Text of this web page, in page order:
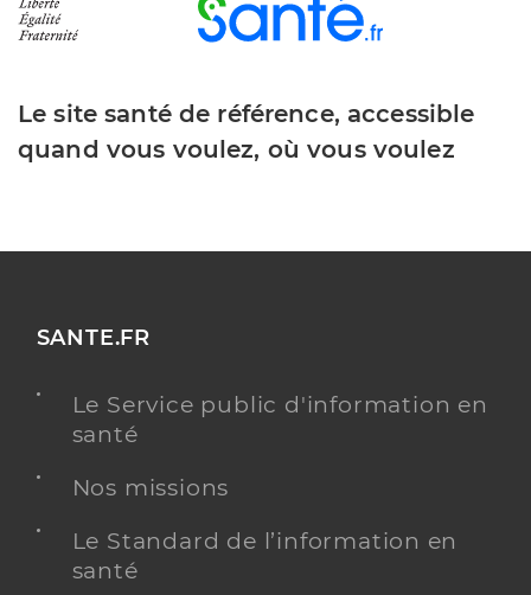
Le site santé de référence, accessible
quand vous voulez, où vous voulez
SANTE.FR
Le Service public d'information en
santé
Nos missions
Le Standard de l’information en
santé